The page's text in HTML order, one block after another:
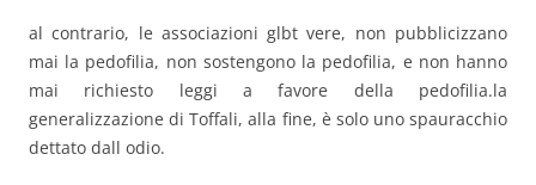
al contrario, le associazioni glbt vere, non pubblicizzano
mai la pedofilia, non sostengono la pedofilia, e non hanno
mai richiesto leggi a favore della pedofilia.la
generalizzazione di Toffali, alla fine, è solo uno spauracchio
dettato dall odio.